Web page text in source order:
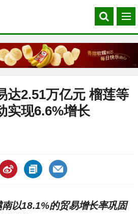
Search
our
菜
单
达2.51万亿元 榴莲等
实现6.6%增长
以18.1%的贸易增长率巩固